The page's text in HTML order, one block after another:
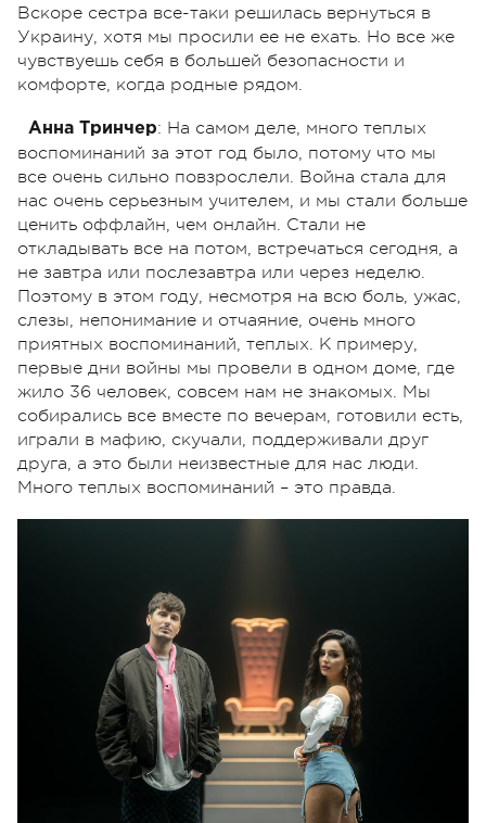
Вскоре сестра все-таки решилась вернуться в
Украину, хотя мы просили ее не ехать. Но все же
чувствуешь себя в большей безопасности и
комфорте, когда родные рядом.
Анна Тринчер: На самом деле, много теплых
воспоминаний за этот год было, потому что мы
все очень сильно повзрослели. Война стала для
нас очень серьезным учителем, и мы стали больше
ценить оффлайн, чем онлайн. Стали не
откладывать все на потом, встречаться сегодня, а
не завтра или послезавтра или через неделю.
Поэтому в этом году, несмотря на всю боль, ужас,
слезы, непонимание и отчаяние, очень много
приятных воспоминаний, теплых. К примеру,
первые дни войны мы провели в одном доме, где
жило 36 человек, совсем нам не знакомых. Мы
собирались все вместе по вечерам, готовили есть,
играли в мафию, скучали, поддерживали друг
друга, а это были неизвестные для нас люди.
Много теплых воспоминаний – это правда.